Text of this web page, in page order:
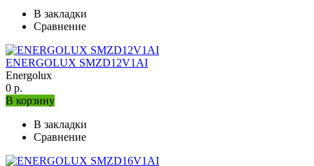
В закладки
Сравнение
ENERGOLUX SMZD12V1AI
Energolux
0 р.
В корзину
В закладки
Сравнение